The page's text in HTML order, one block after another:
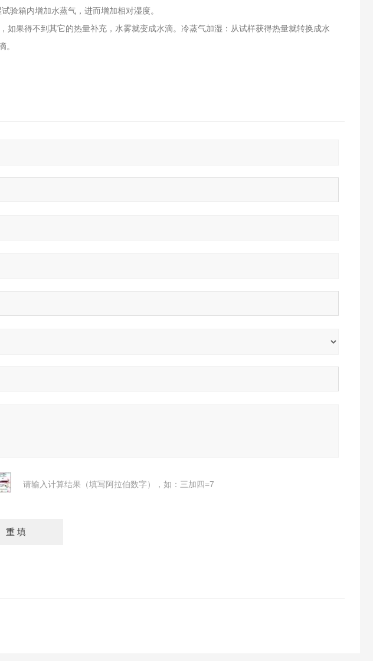
验箱内增加水蒸气，进而增加相对湿度。
如果得不到其它的热量补充，水雾就变成水滴。冷蒸气加湿：从试样获得热量就转换成水
。
请输入计算结果（填写阿拉伯数字），如：三加四=7